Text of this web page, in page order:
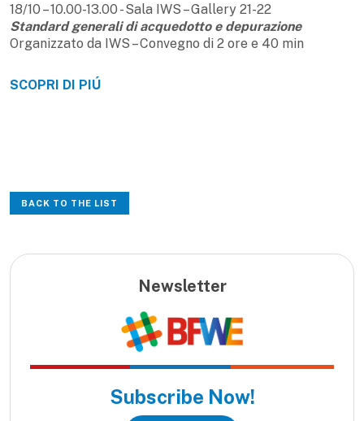
18/10 – 10.00-13.00 - Sala IWS – Gallery 21-22
Standard generali di acquedotto e depurazione
Organizzato da IWS – Convegno di 2 ore e 40 min
SCOPRI DI PIÚ
BACK TO THE LIST
Newsletter
Subscribe Now!